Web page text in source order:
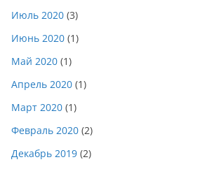
Июль 2020 (3)
Июнь 2020 (1)
Май 2020 (1)
Апрель 2020 (1)
Март 2020 (1)
Февраль 2020 (2)
Декабрь 2019 (2)